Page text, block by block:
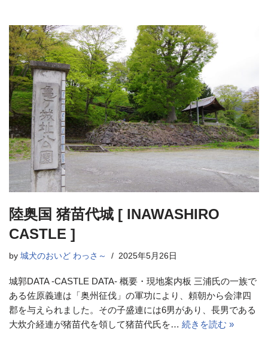
陸奥国 猪苗代城 [ INAWASHIRO
CASTLE ]
by 城犬のおいど わっさ～ 2025年5月26日
城郭DATA -CASTLE DATA- 概要・現地案内板 三浦氏の一族で
ある佐原義連は「奥州征伐」の軍功により、頼朝から会津四
郡を与えられました。その子盛連には6男があり、長男である
大炊介経連が猪苗代を領して猪苗代氏を… 続きを読む »